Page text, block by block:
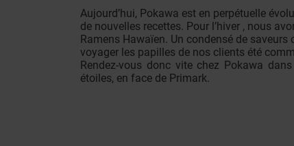
Aujourd’hui, Pokawa est en perpétuelle
de nouvelles recettes. Pour l’hiver , nous
Ramens Hawaïen. Un condensé de
voyager les papilles de nos clients été
Rendez-vous donc vite chez Pokawa
étoiles, en face de Primark.